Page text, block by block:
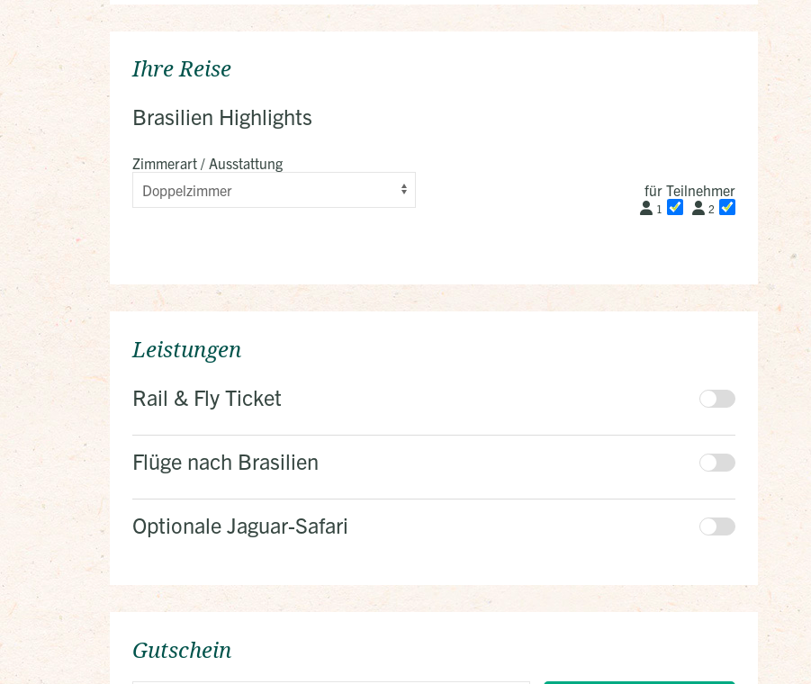
Ihre Reise
Brasilien Highlights
Zimmerart / Ausstattung
für Teilnehmer
1 2
Leistungen
Rail & Fly Ticket
Flüge nach Brasilien
Optionale Jaguar-Safari
Gutschein